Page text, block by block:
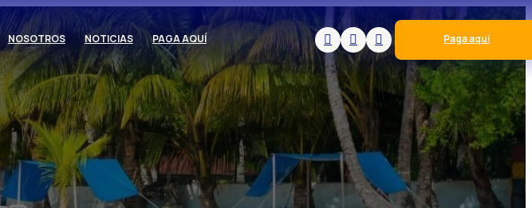
NOSOTROS NOTICIAS PAGA AQUÍ Paga aquí